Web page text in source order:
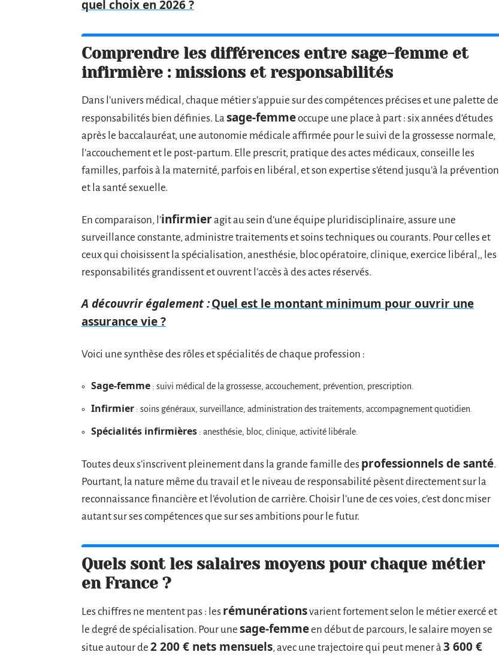
quel choix en 2026 ?
Comprendre les différences entre sage-femme et
infirmière : missions et responsabilités
Dans l’univers médical, chaque métier s’appuie sur des compétences précises et une palette de
responsabilités bien définies. La sage-femmeoccupe une place à part : six années d’études
après le baccalauréat, une autonomie médicale affirmée pour le suivi de la grossesse normale,
l’accouchement et le post-partum. Elle prescrit, pratique des actes médicaux, conseille les
familles, parfois à la maternité, parfois en libéral, et son expertise s’étend jusqu’à la prévention
et la santé sexuelle.
En comparaison, l’infirmieragit au sein d’une équipe pluridisciplinaire, assure une
surveillance constante, administre traitements et soins techniques ou courants. Pour celles et
ceux qui choisissent la spécialisation, anesthésie, bloc opératoire, clinique, exercice libéral,, les
responsabilités grandissent et ouvrent l’accès à des actes réservés.
A découvrir également :Quel est le montant minimum pour ouvrir une
assurance vie ?
Voici une synthèse des rôles et spécialités de chaque profession :
Sage-femme : suivi médical de la grossesse, accouchement, prévention, prescription.
Infirmier : soins généraux, surveillance, administration des traitements, accompagnement quotidien.
Spécialités infirmières : anesthésie, bloc, clinique, activité libérale.
Toutes deux s’inscrivent pleinement dans la grande famille des professionnels de santé.
Pourtant, la nature même du travail et le niveau de responsabilité pèsent directement sur la
reconnaissance financière et l’évolution de carrière. Choisir l’une de ces voies, c’est donc miser
autant sur ses compétences que sur ses ambitions pour le futur.
Quels sont les salaires moyens pour chaque métier
en France ?
Les chiffres ne mentent pas : les rémunérationsvarient fortement selon le métier exercé et
le degré de spécialisation. Pour une sage-femmeen début de parcours, le salaire moyen se
situe autour de 2 200 € nets mensuels, avec une trajectoire qui peut mener à 3 600 €